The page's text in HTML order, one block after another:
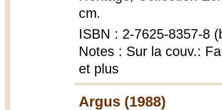
cm.
ISBN : 2-7625-8357-8
Notes : Sur la couv.:
et plus
Argus (1988)